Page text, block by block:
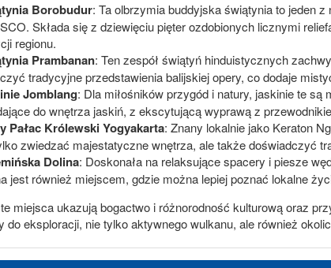
Borobudur: Ta olbrzymia buddyjska świątynia to jeden
Składa się z dziewięciu pięter ozdobionych licznymi
regionu.
Prambanan: Ten zespół świątyń hinduistycznych
tradycyjne przedstawienia balijskiej opery, co dodaje
Jomblang: Dla miłośników przygód i natury, jaskinie te
do wnętrza jaskiń, z ekscytującą wyprawą z
Pałac Królewski Yogyakarta: Znany lokalnie jako Keraton
zwiedzać majestatyczne wnętrza, ale także doświadczyć
Dolina: Doskonała na relaksujące spacery i piesze
jest również miejscem, gdzie można lepiej poznać lokalne
miejsca ukazują bogactwo i różnorodność kulturową oraz
do eksploracji, nie tylko aktywnego wulkanu, ale również